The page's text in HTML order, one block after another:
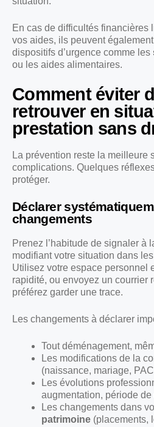
En cas de difficultés financières
vos aides, ils peuvent
dispositifs d’urgence comme les
ou les aides alimentaires.
Comment éviter
retrouver en
prestation sans
La prévention reste la meilleure
complications. Quelques
protéger.
Déclarer
changements
Prenez l’habitude de signaler à
modifiant votre situation dans les
Utilisez votre espace personnel
rapidité, ou envoyez un courrier
préférez garder une trace.
Les changements à déclarer
Tout déménagement,
Les modifications de la
(naissance, mariage,
Les évolutions
augmentation, période de
Les changements dans
patrimoine (placements,